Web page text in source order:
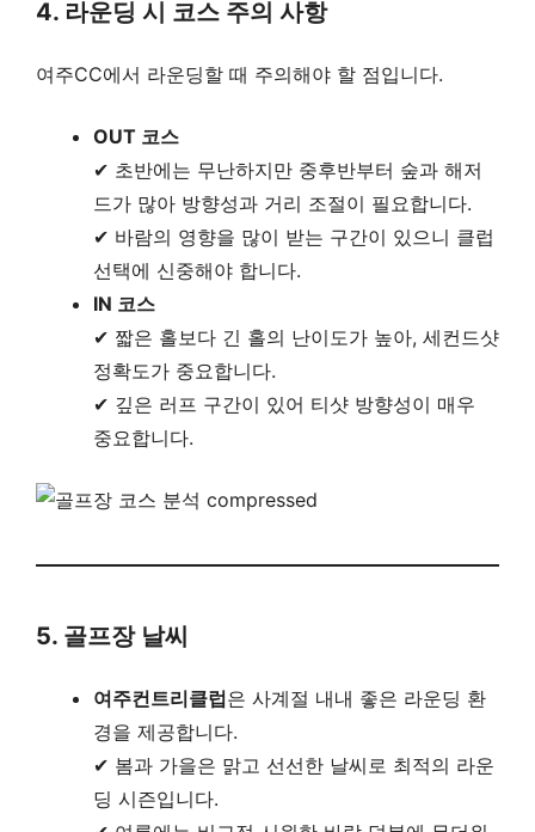
4. 라운딩 시 코스 주의 사항
여주CC에서 라운딩할 때 주의해야 할 점입니다.
OUT 코스
✔ 초반에는 무난하지만 중후반부터 숲과 해저
드가 많아 방향성과 거리 조절이 필요합니다.
✔ 바람의 영향을 많이 받는 구간이 있으니 클럽
선택에 신중해야 합니다.
IN 코스
✔ 짧은 홀보다 긴 홀의 난이도가 높아, 세컨드샷
정확도가 중요합니다.
✔ 깊은 러프 구간이 있어 티샷 방향성이 매우
중요합니다.
5. 골프장 날씨
여주컨트리클럽은 사계절 내내 좋은 라운딩 환
경을 제공합니다.
✔ 봄과 가을은 맑고 선선한 날씨로 최적의 라운
딩 시즌입니다.